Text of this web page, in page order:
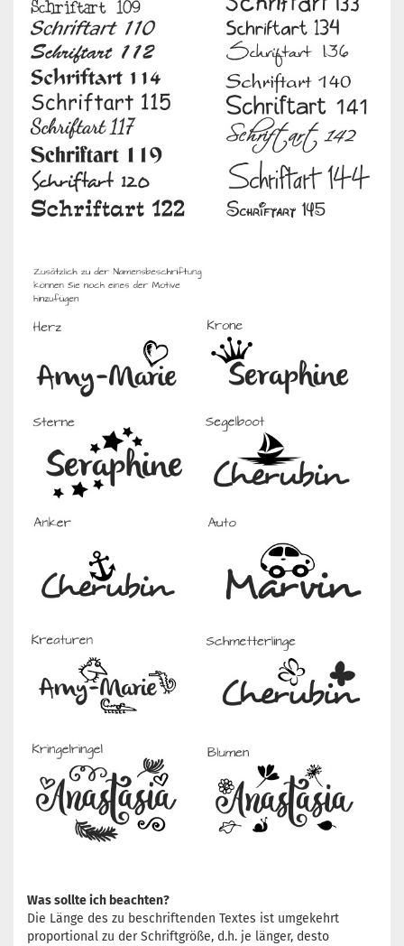
Was sollte ich beachten?
Die Länge des zu beschriftenden Textes ist umgekehrt
proportional zu der Schriftgröße, d.h. je länger, desto